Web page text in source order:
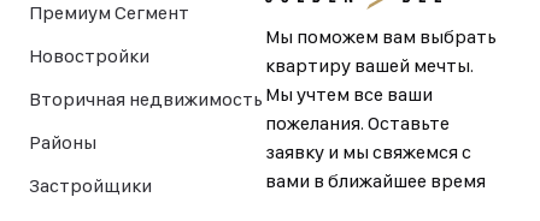
Мы поможем вам выбрать
квартиру вашей мечты.
Мы учтем все ваши
пожелания. Оставьте
заявку и мы свяжемся с
вами в ближайшее время
Премиум Сегмент
Новостройки
Вторичная недвижимость
Районы
Застройщики